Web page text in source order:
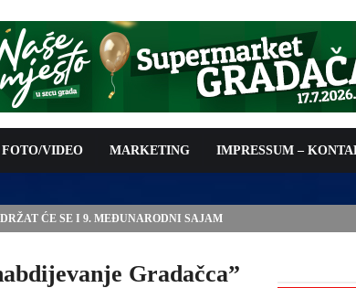
FOTO/VIDEO MARKETING IMPRESSUM –
Gradačca”